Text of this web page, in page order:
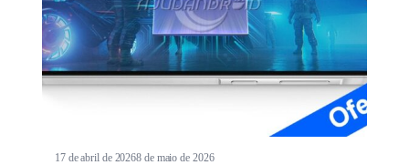
17 de abril de 20268 de maio de 2026